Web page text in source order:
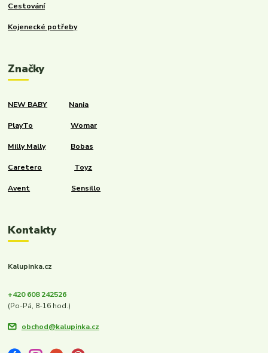
Cestování
Kojenecké potřeby
Značky
NEW BABY Nania
PlayTo Womar
Milly Mally Bobas
Caretero Toyz
Avent Sensillo
Kontakty
Kalupinka.cz
+420 608 242526
(Po-Pá, 8-16 hod.)
obchod@kalupinka.cz